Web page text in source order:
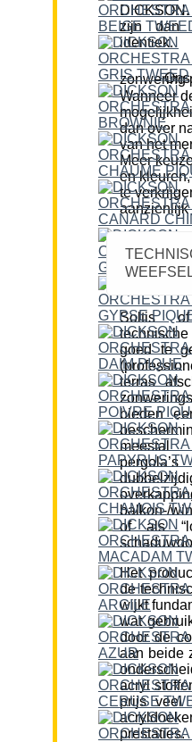
zijn dan
identiek.
Ons advies als
Wanneer
dan over
van het
Meer
en
te
aanzienlijk
Soltis of
goed te
terras
bieden
balkon-/
of als
Het
de
wijkt
wat
door de
aan beide
acryl
prijs veel
prestaties.